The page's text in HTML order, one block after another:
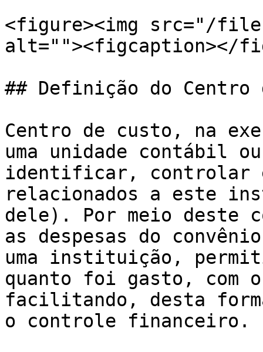
<figure><img src="/files/
alt=""><figcaption></
## Definição do Centro
Centro de custo, na
uma unidade contábil
identificar, controlar e
relacionados a este
dele). Por meio deste
as despesas do
uma instituição,
quanto foi gasto, com
facilitando, desta
o controle financeiro.